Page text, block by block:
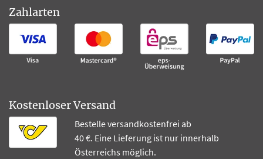
Zahlarten
Kostenloser Versand
Bestelle versandkostenfrei ab
40 €. Eine Lieferung ist nur innerhalb
Österreichs möglich.